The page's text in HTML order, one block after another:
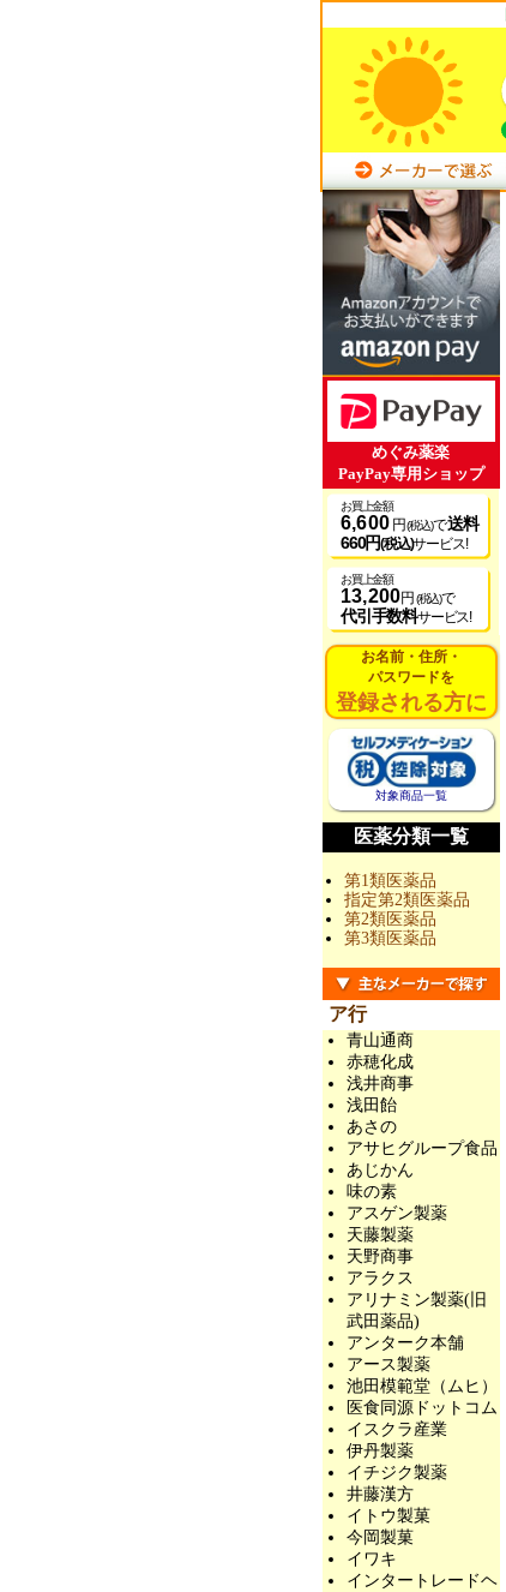
めぐみ薬楽
PayPay専用ショップ
お買上金額
6,600 円(税込)で送料
660円(税込)サービス!
お買上金額
13,200円 (税込)で
代引手数料サービス!
お名前・住所・
パスワードを
登録される方に
対象商品一覧
医薬分類一覧
第1類医薬品
指定第2類医薬品
第2類医薬品
第3類医薬品
ア行
青山通商
赤穂化成
浅井商事
浅田飴
あさの
アサヒグループ食品
あじかん
味の素
アスゲン製薬
天藤製薬
天野商事
アラクス
アリナミン製薬(旧
武田薬品)
アンターク本舗
アース製薬
池田模範堂（ムヒ）
医食同源ドットコム
イスクラ産業
伊丹製薬
イチジク製薬
井藤漢方
イトウ製菓
今岡製菓
イワキ
インタートレードヘ